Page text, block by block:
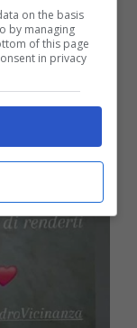
on the basis
by managing
of this page
in privacy